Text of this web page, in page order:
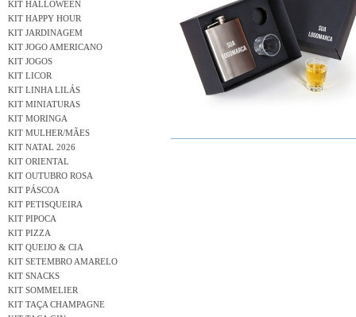
KIT HALLOWEEN
KIT HAPPY HOUR
KIT JARDINAGEM
KIT JOGO AMERICANO
KIT JOGOS
KIT LICOR
KIT LINHA LILÁS
KIT MINIATURAS
KIT MORINGA
KIT MULHER/MÃES
KIT NATAL 2026
KIT ORIENTAL
KIT OUTUBRO ROSA
KIT PÁSCOA
KIT PETISQUEIRA
KIT PIPOCA
KIT PIZZA
KIT QUEIJO & CIA
KIT SETEMBRO AMARELO
KIT SNACKS
KIT SOMMELIER
KIT TAÇA CHAMPAGNE